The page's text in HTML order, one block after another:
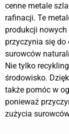
cenne metale
rafinacji. Te
produkcji
przyczynia się
surowców
Nie tylko
środowisko.
także pomóc w
ponieważ
zużycia